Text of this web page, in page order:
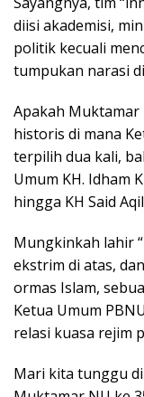
diisi akademisi,
politik kecuali
tumpukan narasi
Apakah Muktamar
historis di mana
terpilih dua kali,
Umum KH. Idham
hingga KH Said
Mungkinkah lahir
ekstrim di atas,
ormas Islam,
Ketua Umum
relasi kuasa rejim
Mari kita tunggu